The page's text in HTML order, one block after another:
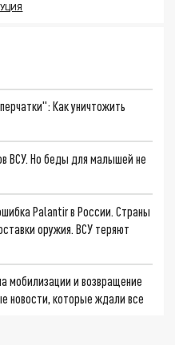
Как уничтожить
ВСУ. Но беды для малышей не
Palantir в России. Страны
оружия. ВСУ теряют
мобилизации и возвращение
новости, которые ждали все